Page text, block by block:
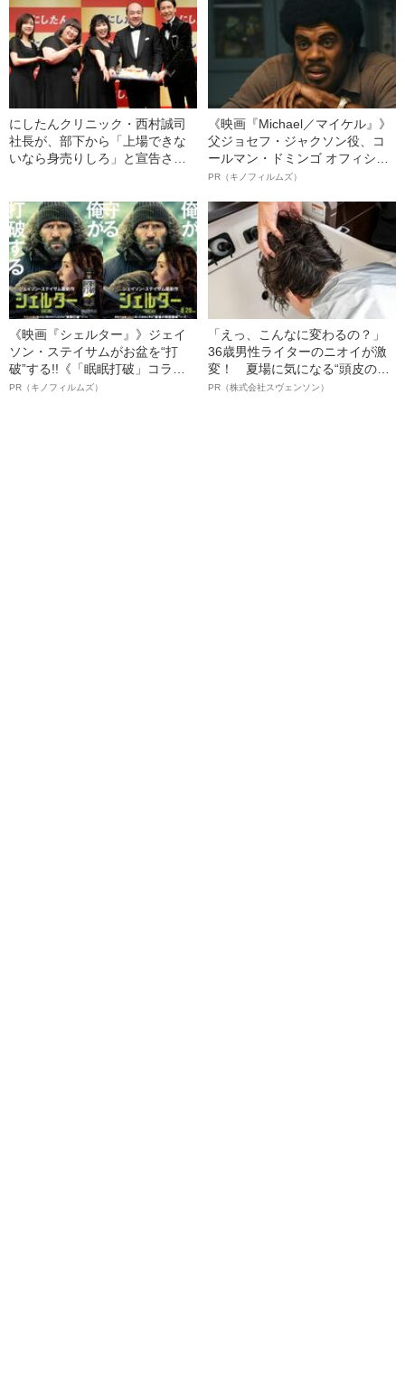
にしたんクリニック・西村誠司
社長が、部下から「上場できな
いなら身売りしろ」と宣告され
《映画『Michael／マイケル』》
父ジョセフ・ジャクソン役、コ
ールマン・ドミンゴ オフィシャ
ルインタビュー“観客を魅了した
語る”《日本興収70億円突破》
PR（キノフィルムズ）
《映画『シェルター』》ジェイ
ソン・ステイサムがお盆を“打
破”する!!《「眠眠打破」コラ
ボ》
PR（キノフィルムズ）
「えっ、こんなに変わるの？」
36歳男性ライターのニオイが激
変！ 夏場に気になる“頭皮のニ
オイ”や“ベタつき”を解消す
PR（株式会社スヴェンソン）